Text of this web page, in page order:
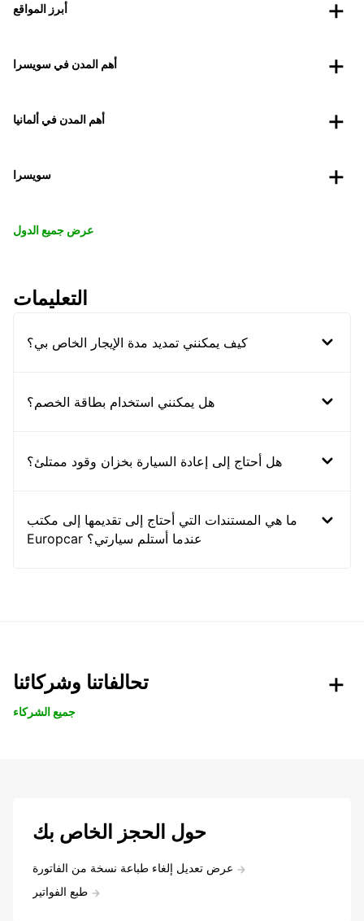
أبرز المواقع
أهم المدن في سويسرا
أهم المدن في ألمانيا
سويسرا
عرض جميع الدول
التعليمات
كيف يمكنني تمديد مدة الإيجار الخاص بي؟
هل يمكنني استخدام بطاقة الخصم؟
هل أحتاج إلى إعادة السيارة بخزان وقود ممتلئ؟
ما هي المستندات التي أحتاج إلى تقديمها إلى مكتب
Europcar عندما أستلم سيارتي؟
تحالفاتنا وشركائنا
جميع الشركاء
حول الحجز الخاص بك
عرض تعديل إلغاء طباعة نسخة من الفاتورة
طبع الفواتير